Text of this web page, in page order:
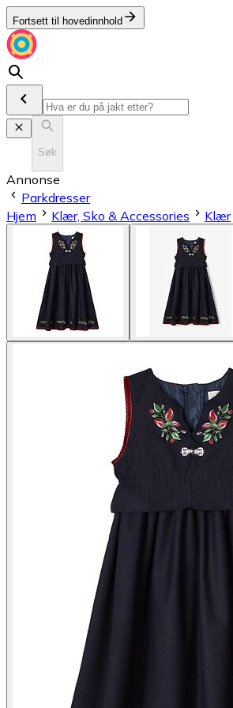
Fortsett til hovedinnhold
Søk
Annonse
Parkdresser
Hjem
Klær, Sko & Accessories Klær